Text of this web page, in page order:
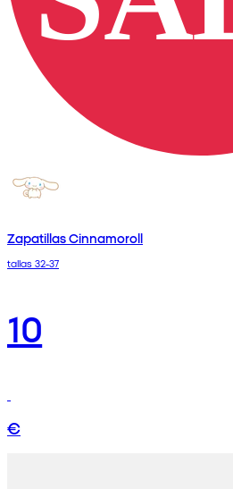
Zapatillas Cinnamoroll
tallas 32-37
10
€